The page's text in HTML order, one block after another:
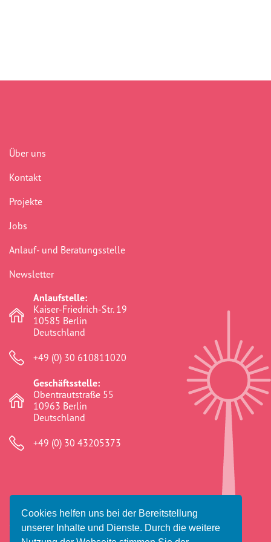
Cookies helfen uns bei der Bereitstellung
unserer Inhalte und Dienste. Durch die weitere
Über uns
Kontakt
Projekte
Jobs
Anlauf- und Beratungsstelle
Newsletter
Anlaufstelle:
Kaiser-Friedrich-Str. 19
10585 Berlin
Deutschland
+49 (0) 30 610811020
Geschäftsstelle:
Obentrautstraße 55
10963 Berlin
Deutschland
+49 (0) 30 43205373
© 2026 Amaro Foro e.V.
Impressum
Datenschutz Haftungsausschluss